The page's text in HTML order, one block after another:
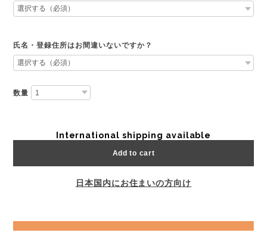
氏名・登録住所はお間違いないですか？
数量
International shipping available
Add to cart
日本国内にお住まいの方向け